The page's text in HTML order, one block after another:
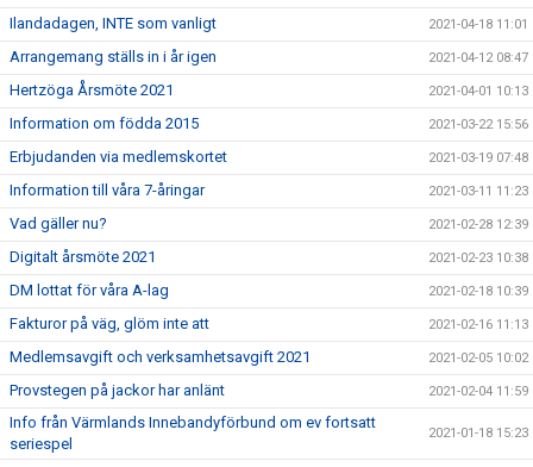
Ilandadagen, INTE som vanligt 2021-04-18 11:01
Arrangemang ställs in i år igen 2021-04-12 08:47
Hertzöga Årsmöte 2021 2021-04-01 10:13
Information om födda 2015 2021-03-22 15:56
Erbjudanden via medlemskortet 2021-03-19 07:48
Information till våra 7-åringar 2021-03-11 11:23
Vad gäller nu? 2021-02-28 12:39
Digitalt årsmöte 2021 2021-02-23 10:38
DM lottat för våra A-lag 2021-02-18 10:39
Fakturor på väg, glöm inte att 2021-02-16 11:13
Medlemsavgift och verksamhetsavgift 2021 2021-02-05 10:02
Provstegen på jackor har anlänt 2021-02-04 11:59
Info från Värmlands Innebandyförbund om ev fortsatt
seriespel
2021-01-18 15:23